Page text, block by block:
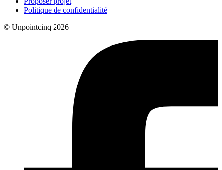
Politique de confidentialité
© Unpointcinq 2026